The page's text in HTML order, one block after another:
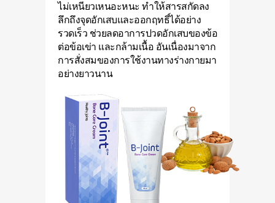
ไม่เหนียวเหนอะหนะ ทำให้สารสกัดลง
ลึกถึงจุดอักเสบและออกฤทธิ์ได้อย่าง
รวดเร็ว ช่วยลดอาการปวดอักเสบของข้อ
ต่อข้อเข่า และกล้ามเนื้อ อันเนื่องมาจาก
การสั่งสมของการใช้งานทางร่างกายมา
อย่างยาวนาน